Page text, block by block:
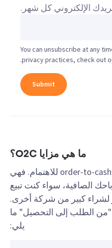
الإلكتروني كل شهر.
You can unsubscribe at any
privacy practices, check out
.
ما هي مزايا O2C؟
ينبغي أن يكون واضحًا سبب order-to-cash للاهتمام. فهي
الصافية، سواء كنت تبيع
لشراء كبير من شركة أخرى.
الطلب إلى التحصيل" ما
يلي: